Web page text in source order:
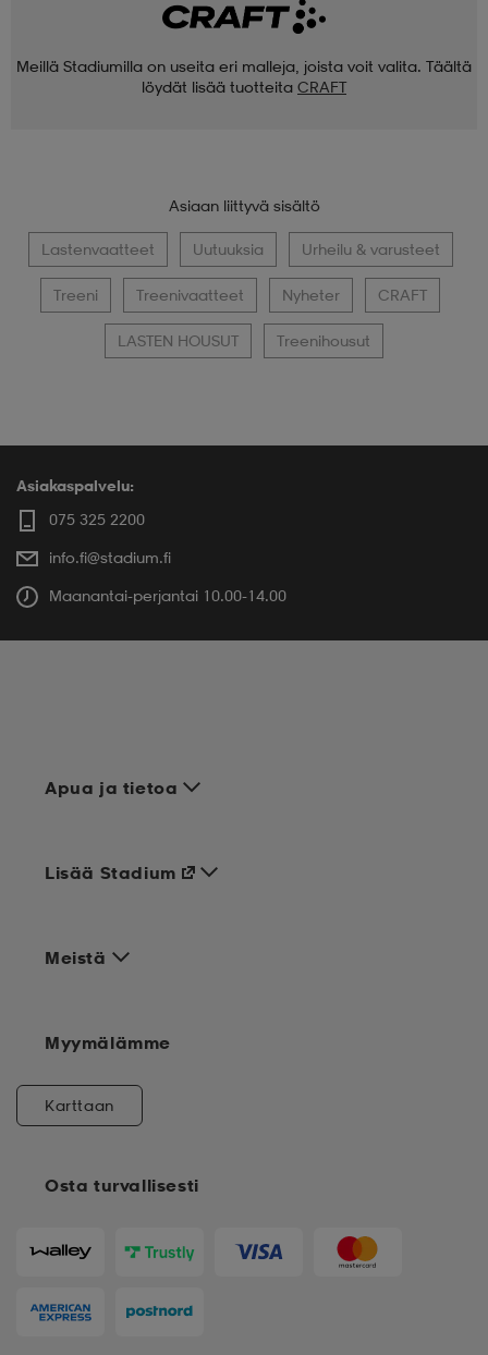
Meillä Stadiumilla on useita eri malleja, joista voit valita. Täältä
löydät lisää tuotteita CRAFT
Asiaan liittyvä sisältö
Lastenvaatteet Uutuuksia Urheilu & varusteet
Treeni Treenivaatteet Nyheter CRAFT
LASTEN HOUSUT Treenihousut
Asiakaspalvelu:
075 325 2200
info.fi@stadium.fi
Maanantai-perjantai 10.00-14.00
Apua ja tietoa
Meistä
Osta turvallisesti
Lisää Stadium
Myymälämme
Karttaan